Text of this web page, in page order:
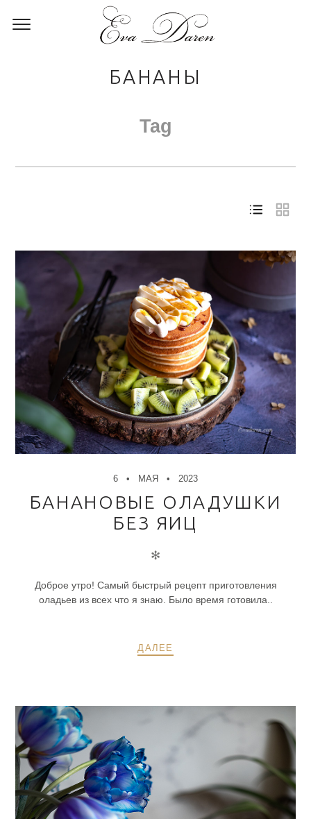
БАНАНЫ
Tag
6 МАЯ 2023
БАНАНОВЫЕ ОЛАДУШКИ
БЕЗ ЯИЦ
✻
Доброе утро! Самый быстрый рецепт приготовления
оладьев из всех что я знаю. Было время готовила..
ДАЛЕЕ